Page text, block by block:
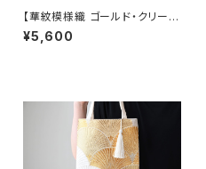
【華紋模様織 ゴールド・クリーム
色 シルク帯リメイク ミニサブ
バック フォーマルバック】日常使
¥5,600